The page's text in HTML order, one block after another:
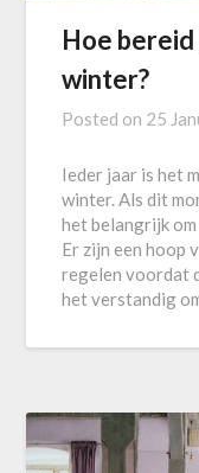
Hoe
winter?
Posted on 25
Ieder jaar is het
winter. Als dit
het belangrijk
Er zijn een hoop
regelen voordat
het verstandig